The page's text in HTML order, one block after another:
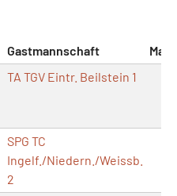
Gastmannschaft
TA TGV Eintr. Beilstein 1
SPG TC
Ingelf./Niedern./Weissb.
2